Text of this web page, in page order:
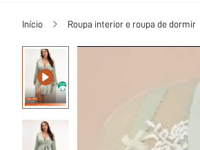
Início Roupa interior e roupa de dormir